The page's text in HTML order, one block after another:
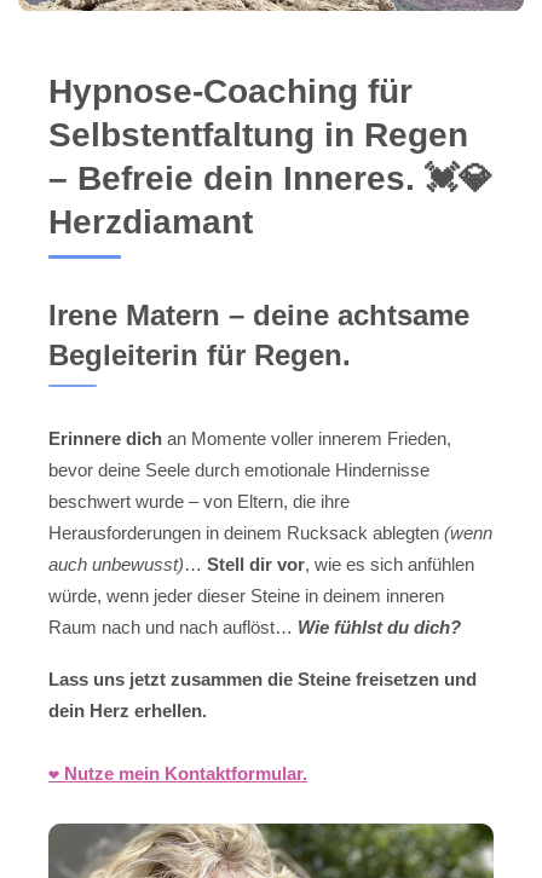
Hypnose-Coaching für
Selbstentfaltung in Regen
– Befreie dein Inneres. 💓️💎
Herzdiamant
Irene Matern – deine achtsame
Begleiterin für Regen.
Erinnere dich an Momente voller innerem Frieden,
bevor deine Seele durch emotionale Hindernisse
beschwert wurde – von Eltern, die ihre
Herausforderungen in deinem Rucksack ablegten (wenn
auch unbewusst)… Stell dir vor, wie es sich anfühlen
würde, wenn jeder dieser Steine in deinem inneren
Raum nach und nach auflöst… Wie fühlst du dich?
Lass uns jetzt zusammen die Steine freisetzen und
dein Herz erhellen.
❤️ Nutze mein Kontaktformular.